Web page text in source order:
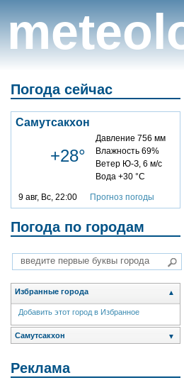
Погода сейчас
Самутсакхон
+28°
Давление 756 мм
Влажность 69%
Ветер Ю-З, 6 м/с
Вода +30 °C
9 авг, Вс, 22:00 Прогноз погоды
Погода по городам
Избранные города ▲
Добавить этот город в Избранное
Самутсакхон ▼
Реклама